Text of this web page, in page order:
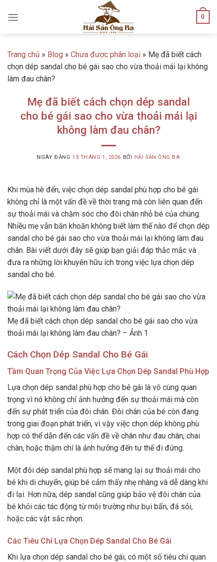
0
Trang chủ » Blog » Chưa được phân loại » Mẹ đã biết cách
chọn dép sandal cho bé gái sao cho vừa thoải mái lại không
làm đau chân?
Mẹ đã biết cách chọn dép sandal
cho bé gái sao cho vừa thoải mái lại
không làm đau chân?
NGÀY ĐĂNG 13 THÁNG 1, 2026 BỞI HẢI SẢN ÔNG BA
Khi mùa hè đến, việc chọn dép sandal phù hợp cho bé gái
không chỉ là một vấn đề về thời trang mà còn liên quan đến
sự thoải mái và chăm sóc cho đôi chân nhỏ bé của chúng.
Nhiều mẹ vẫn băn khoăn không biết làm thế nào để chọn dép
sandal cho bé gái sao cho vừa thoải mái lại không làm đau
chân. Bài viết dưới đây sẽ giúp bạn giải đáp thắc mắc và
đưa ra những lời khuyên hữu ích trong việc lựa chọn dép
sandal cho bé.
Mẹ đã biết cách chọn dép sandal cho bé gái sao cho vừa
thoải mái lại không làm đau chân? – Ảnh 1
Cách Chọn Dép Sandal Cho Bé Gái
Tầm Quan Trọng Của Việc Lựa Chọn Dép Sandal Phù Hợp
Lựa chọn dép sandal phù hợp cho bé gái là vô cùng quan
trọng vì nó không chỉ ảnh hưởng đến sự thoải mái mà còn
đến sự phát triển của đôi chân. Đôi chân của bé còn đang
trong giai đoạn phát triển, vì vậy việc chọn dép không phù
hợp có thể dẫn đến các vấn đề về chân như đau chân, chai
chân, hoặc thậm chí là ảnh hưởng đến tư thế đi đứng.
Một đôi dép sandal phù hợp sẽ mang lại sự thoải mái cho
bé khi di chuyển, giúp bé cảm thấy nhẹ nhàng và dễ dàng khi
đi lại. Hơn nữa, dép sandal cũng giúp bảo vệ đôi chân của
bé khỏi các tác động từ môi trường như bụi bẩn, đá sỏi,
hoặc các vật sắc nhọn.
Các Tiêu Chí Lựa Chọn Dép Sandal Cho Bé Gái
Khi lựa chọn dép sandal cho bé gái, có một số tiêu chí quan